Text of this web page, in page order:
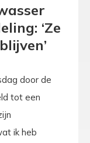
‘Ze
door de
tot een
ik heb